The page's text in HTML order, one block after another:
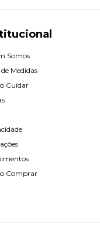
Somos
Medidas
Cuidar
Comprar